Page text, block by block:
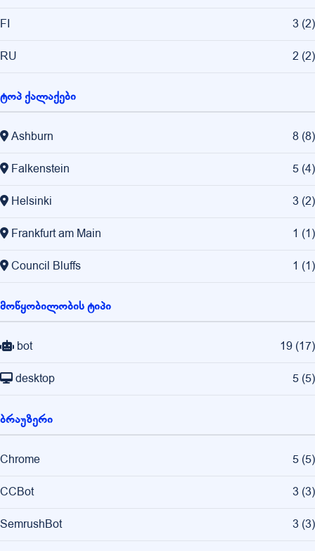
FI 3 (2)
RU 2 (2)
ტოპ ქალაქები
Ashburn 8 (8)
Falkenstein 5 (4)
Helsinki 3 (2)
Frankfurt am Main 1 (1)
Council Bluffs 1 (1)
მოწყობილობის ტიპი
bot 19 (17)
desktop 5 (5)
ბრაუზერი
Chrome 5 (5)
CCBot 3 (3)
SemrushBot 3 (3)